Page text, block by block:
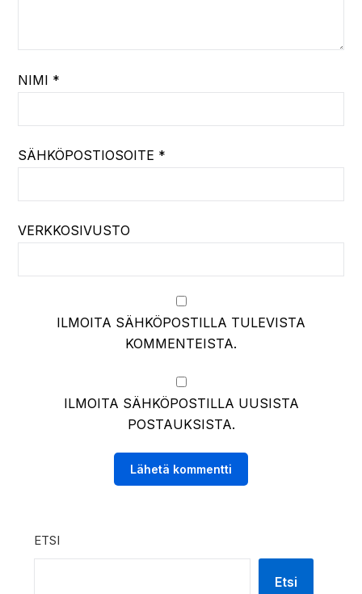
NIMI *
SÄHKÖPOSTIOSOITE *
VERKKOSIVUSTO
ILMOITA SÄHKÖPOSTILLA TULEVISTA
KOMMENTEISTA.
ILMOITA SÄHKÖPOSTILLA UUSISTA
POSTAUKSISTA.
ETSI
Etsi